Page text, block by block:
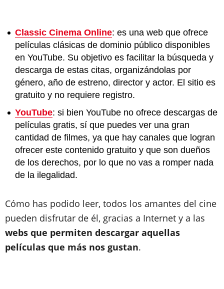
Classic Cinema Online: es una web que ofrece
películas clásicas de dominio público disponibles
en YouTube. Su objetivo es facilitar la búsqueda y
descarga de estas citas, organizándolas por
género, año de estreno, director y actor. El sitio es
gratuito y no requiere registro.
YouTube: si bien YouTube no ofrece descargas de
películas gratis, sí que puedes ver una gran
cantidad de filmes, ya que hay canales que logran
ofrecer este contenido gratuito y que son dueños
de los derechos, por lo que no vas a romper nada
de la ilegalidad.
Cómo has podido leer, todos los amantes del cine
pueden disfrutar de él, gracias a Internet y a las
webs que permiten descargar aquellas
películas que más nos gustan.